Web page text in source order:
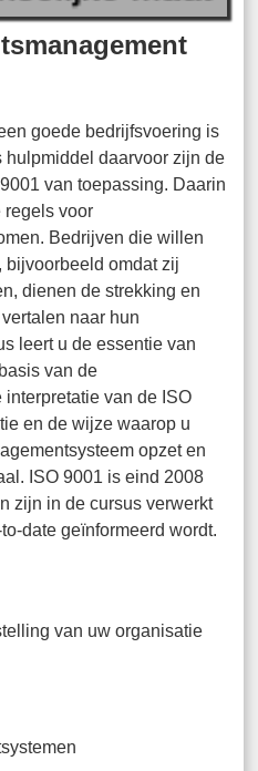
goede bedrijfsvoering is
hulpmiddel daarvoor zijn de
van toepassing. Daarin
regels voor
Bedrijven die willen
bijvoorbeeld omdat zij
dienen de strekking en
naar hun
leert u de essentie van
van de
van de ISO
en de wijze waarop u
opzet en
ISO 9001 is eind 2008
zijn in de cursus verwerkt
date geïnformeerd wordt.
van uw organisatie